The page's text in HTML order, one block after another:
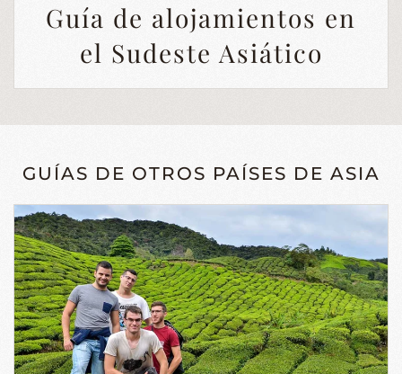
Guía de alojamientos en
el Sudeste Asiático
GUÍAS DE OTROS PAÍSES DE ASIA